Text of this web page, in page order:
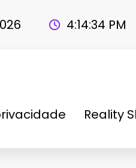
4:14:34 PM
Reality